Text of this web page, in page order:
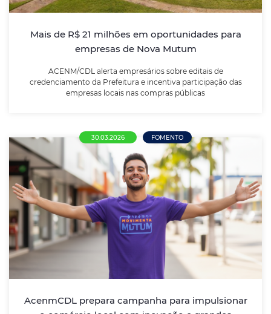
Mais de R$ 21 milhões em oportunidades para
empresas de Nova Mutum
ACENM/CDL alerta empresários sobre editais de
credenciamento da Prefeitura e incentiva participação das
empresas locais nas compras públicas
participação das empresas locais nas compras
30.03.2026 FOMENTO
AcenmCDL prepara campanha para impulsionar
AcenmCDL prepara campanha para
impulsionar o comércio local com
inovação e grandes premiações
Campanha vai unir tecnologia, cashback e sorteios
para movimentar a economia de Nova Mutum ao